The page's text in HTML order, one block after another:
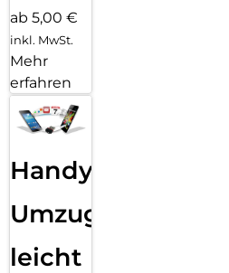
ab 5,00 €
inkl. MwSt.
Mehr
erfahren
Handy
Umzug
leicht